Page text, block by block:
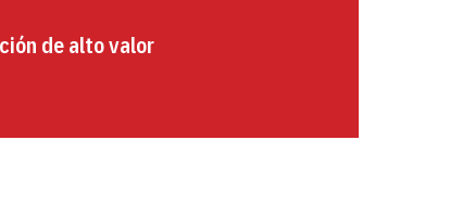
de alto valor